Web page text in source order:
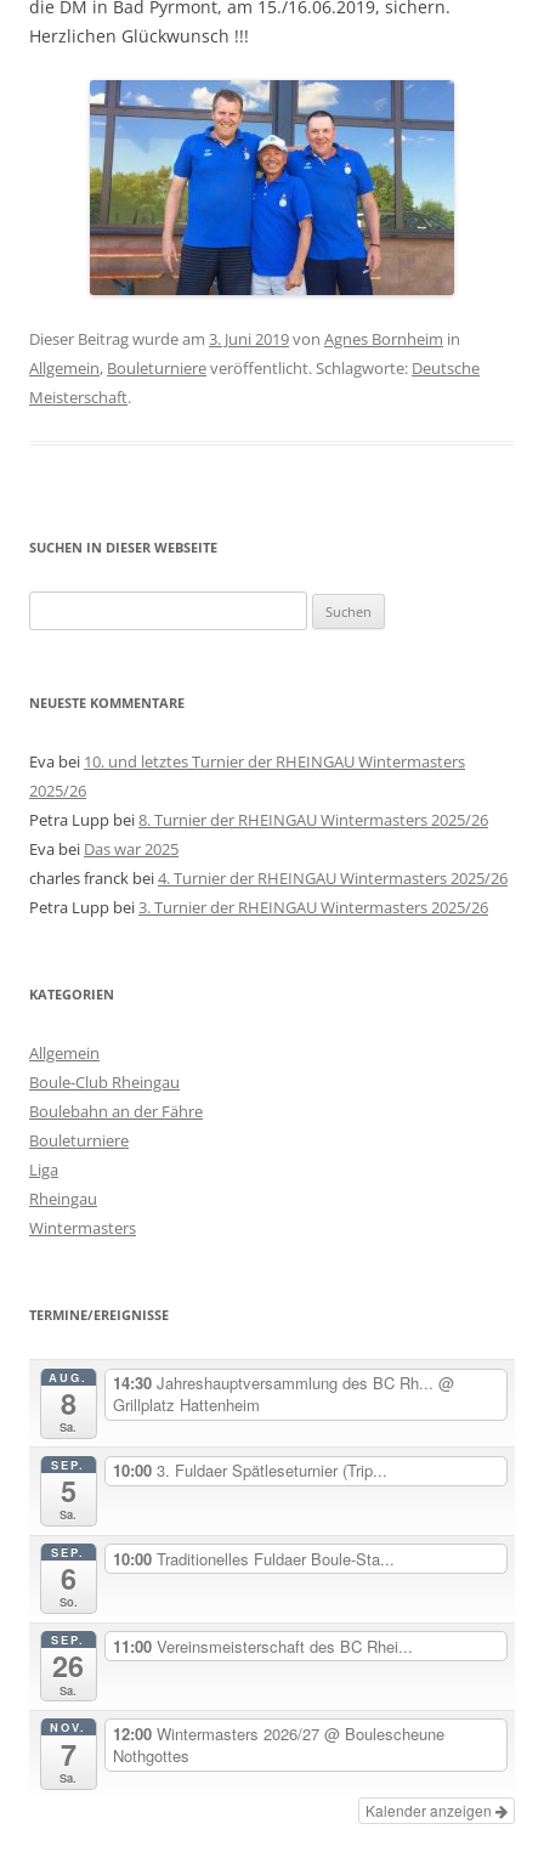
die DM in Bad Pyrmont, am 15./16.06.2019, sichern.
Herzlichen Glückwunsch !!!
Dieser Beitrag wurde am 3. Juni 2019von Agnes Bornheim in
Allgemein, Bouleturniereveröffentlicht. Schlagworte: Deutsche
Meisterschaft.
SUCHEN IN DIESER WEBSEITE
nach:
NEUESTE KOMMENTARE
Eva bei 10. und letztes Turnier der RHEINGAU Wintermasters
2025/26
Petra Lupp bei8. Turnier der RHEINGAU Wintermasters 2025/26
Eva bei Das war 2025
charles franck bei4. Turnier der RHEINGAU Wintermasters 2025/26
Petra Lupp bei3. Turnier der RHEINGAU Wintermasters 2025/26
KATEGORIEN
Allgemein
Boule-Club Rheingau
Boulebahn an der Fähre
Bouleturniere
Liga
Rheingau
Wintermasters
TERMINE/EREIGNISSE
AUG.
8
Sa.
14:30 Jahreshauptversammlung des BC Rh... @
Grillplatz Hattenheim
SEP.
5
Sa.
10:00 3. Fuldaer Spätleseturnier (Trip...
SEP.
6
So.
10:00 Traditionelles Fuldaer Boule-Sta...
SEP.
26
Sa.
11:00 Vereinsmeisterschaft des BC Rhei...
NOV.
7
Sa.
12:00 Wintermasters 2026/27 @ Boulescheune
Nothgottes
Kalender anzeigen